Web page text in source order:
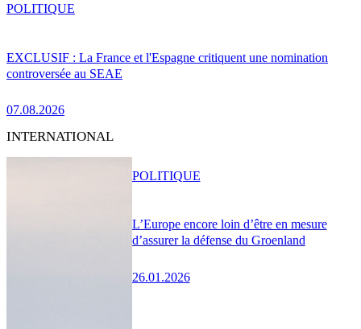
EXCLUSIF : La France et l'Espagne critiquent une nomination
controversée au SEAE
07.08.2026
POLITIQUE
INTERNATIONAL
L’Europe encore loin d’être en mesure
d’assurer la défense du Groenland
26.01.2026
POLITIQUE